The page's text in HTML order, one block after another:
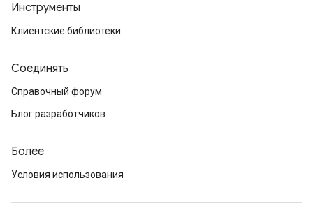
Инструменты
Клиентские библиотеки
Соединять
Справочный форум
Блог разработчиков
Более
Условия использования